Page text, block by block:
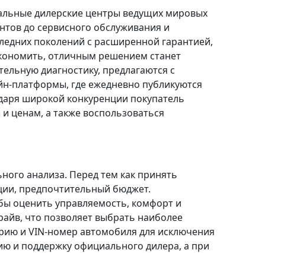
дилерские центры ведущих мировых
до сервисного обслуживания и
поколений с расширенной гарантией,
отличным решением станет
диагностику, предлагаются с
платформы, где ежедневно публикуются
широкой конкуренции покупатель
ценам, а также воспользоваться
анализа. Перед тем как принять
предпочтительный бюджет.
оценить управляемость, комфорт и
что позволяет выбрать наиболее
и VIN-номер автомобиля для исключения
и поддержку официального дилера, а при